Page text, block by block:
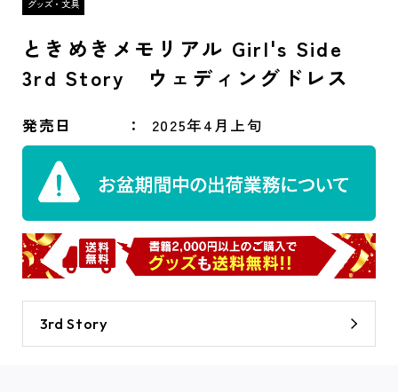
ときめきメモリアル Girl's Side
3rd Story ウェディングドレス
発売日 2025年4月上旬
3rd Story